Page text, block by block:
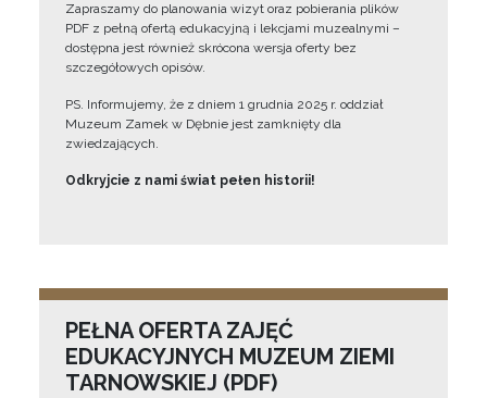
Zapraszamy do planowania wizyt oraz pobierania plików
PDF z pełną ofertą edukacyjną i lekcjami muzealnymi –
dostępna jest również skrócona wersja oferty bez
szczegółowych opisów.
PS. Informujemy, że z dniem 1 grudnia 2025 r. oddział
Muzeum Zamek w Dębnie jest zamknięty dla
zwiedzających.
Odkryjcie z nami świat pełen historii!
PEŁNA OFERTA ZAJĘĆ
EDUKACYJNYCH MUZEUM ZIEMI
TARNOWSKIEJ (PDF)